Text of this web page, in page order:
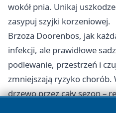
wokół pnia. Unikaj
zasypuj szyjki korzeniowej.
Brzoza Doorenbos, jak
infekcji, ale prawidłowe
podlewanie, przestrzeń i
zmniejszają ryzyko chorób.
drzewo przez cały sezon –